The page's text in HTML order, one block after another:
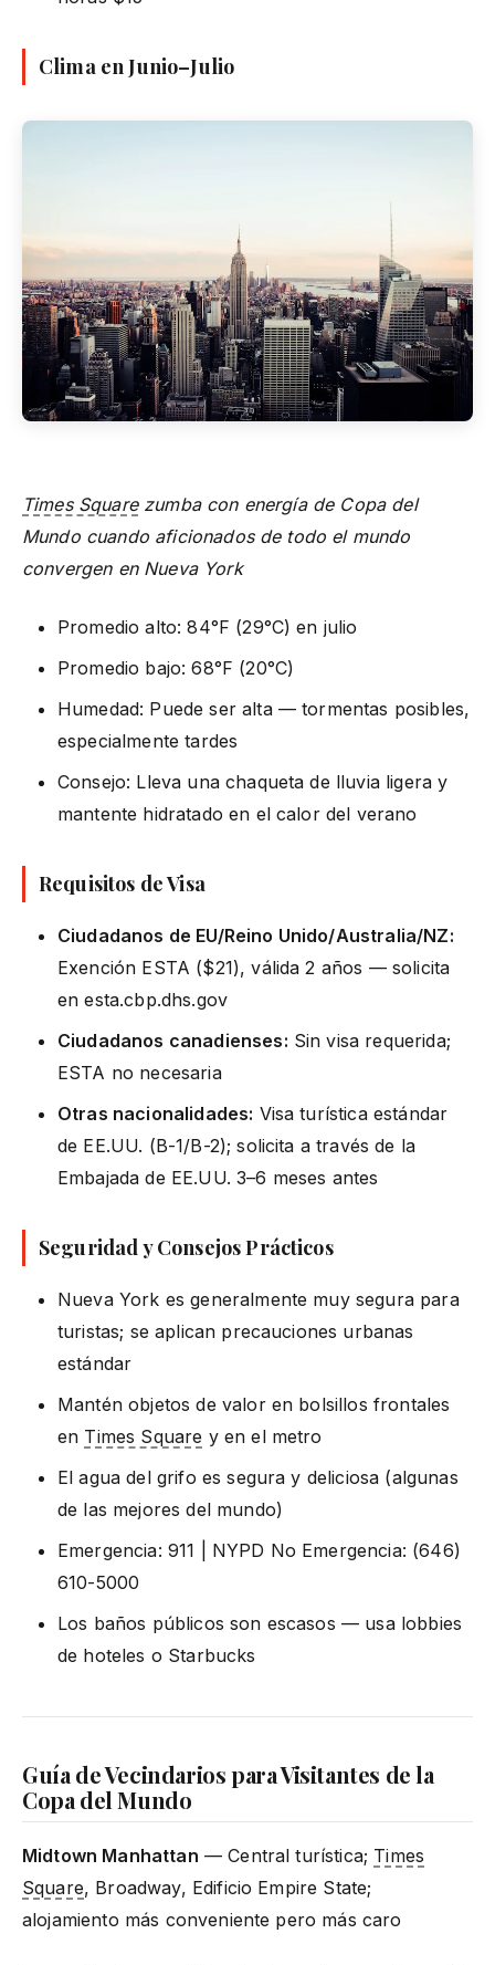
Clima en Junio–Julio
Times Squarezumba con energía de Copa del
Mundo cuando aficionados de todo el mundo
convergen en Nueva York
Promedio alto: 84°F (29°C) en julio
Promedio bajo: 68°F (20°C)
Humedad: Puede ser alta — tormentas posibles,
especialmente tardes
Consejo: Lleva una chaqueta de lluvia ligera y
mantente hidratado en el calor del verano
Requisitos de Visa
Ciudadanos de EU/Reino Unido/Australia/NZ:
Exención ESTA ($21), válida 2 años — solicita
en esta.cbp.dhs.gov
Ciudadanos canadienses: Sin visa requerida;
ESTA no necesaria
Otras nacionalidades: Visa turística estándar
de EE.UU. (B-1/B-2); solicita a través de la
Embajada de EE.UU. 3–6 meses antes
Seguridad y Consejos Prácticos
Nueva York es generalmente muy segura para
turistas; se aplican precauciones urbanas
estándar
Mantén objetos de valor en bolsillos frontales
en Times Square y en el metro
El agua del grifo es segura y deliciosa (algunas
de las mejores del mundo)
Emergencia: 911 | NYPD No Emergencia: (646)
610-5000
Los baños públicos son escasos — usa lobbies
de hoteles o Starbucks
Guía de Vecindarios para Visitantes de la
Copa del Mundo
Midtown Manhattan — Central turística; Times
Square, Broadway, Edificio Empire State;
alojamiento más conveniente pero más caro